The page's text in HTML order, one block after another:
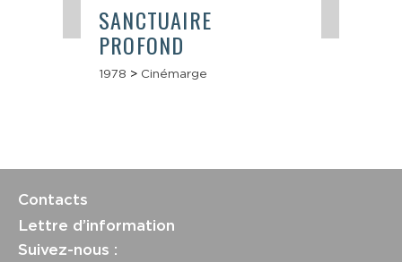
SANCTUAIRE
PROFOND
1978 > Cinémarge
Contacts
Lettre d’information
Suivez-nous :